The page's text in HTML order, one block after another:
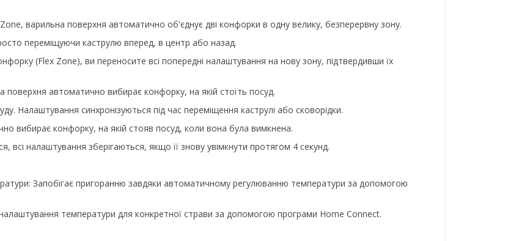
варильна поверхня автоматично об'єднує дві конфорки в одну велику, безперервну зону.
переміщуючи каструлю вперед, в центр або назад.
(Flex Zone), ви переносите всі попередні налаштування на нову зону, підтвердивши їх
поверхня автоматично вибирає конфорку, на якій стоїть посуд.
Налаштування синхронізуються під час переміщення каструлі або сковорідки.
вибирає конфорку, на якій стояв посуд, коли вона була вимкнена.
налаштування зберігаються, якщо її знову увімкнути протягом 4 секунд.
Запобігає пригоранню завдяки автоматичному регулюванню температури за допомогою
температури для конкретної страви за допомогою програми Home Connect.